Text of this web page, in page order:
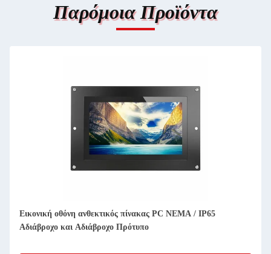
Παρόμοια Προϊόντα
DC 12V / 24V 20W Rugged Touch Panel PC All-In-One λύση
με ανθεκτική οθόνη αφής